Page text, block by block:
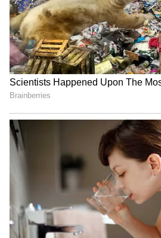
విటమిన్ బి 3
విటమిన్ బి 3 హానికరమైన
రక్షించడానికి సహాయపడుతుంది.
కిరణాలు చర్మానికి ఎంతో హాని
పరిష్కరించడానికి మీరు విటమిన్ బి
ఆహారాలను మీ ఆహారంలో